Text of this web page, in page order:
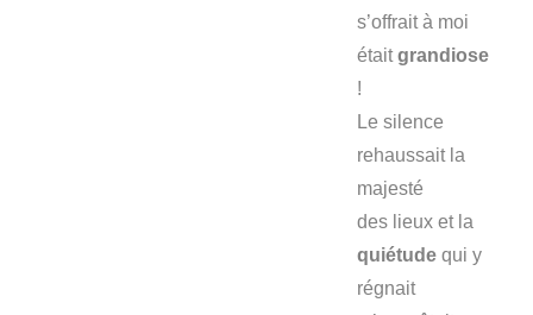
s’offrait à moi
étaitgrandiose
!
Le silence
rehaussait la
majesté
des lieux et la
quiétude qui y
régnait